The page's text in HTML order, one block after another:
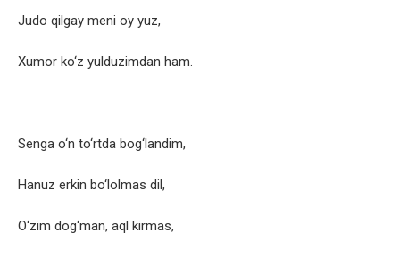
Judo qilgay meni oy yuz,
Xumor ko‘z yulduzimdan ham.
Senga o‘n to‘rtda bog‘landim,
Hanuz erkin bo‘lolmas dil,
O‘zim dog‘man, aql kirmas,